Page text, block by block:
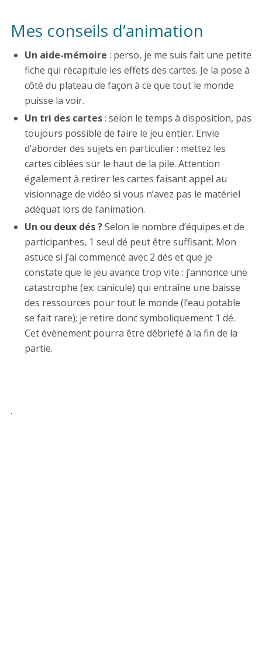
Mes conseils d’animation
Un aide-mémoire : perso, je me suis fait une petite
fiche qui récapitule les effets des cartes. Je la pose à
côté du plateau de façon à ce que tout le monde
puisse la voir.
Un tri des cartes: selon le temps à disposition, pas
toujours possible de faire le jeu entier. Envie
d’aborder des sujets en particulier : mettez les
cartes ciblées sur le haut de la pile. Attention
également à retirer les cartes faisant appel au
visionnage de vidéo si vous n’avez pas le matériel
adéquat lors de l’animation.
Un ou deux dés ?Selon le nombre d’équipes et de
participant·es, 1 seul dé peut être suffisant. Mon
astuce si j’ai commencé avec 2 dés et que je
constate que le jeu avance trop vite : j’annonce une
catastrophe (ex: canicule) qui entraîne une baisse
des ressources pour tout le monde (l’eau potable
se fait rare); je retire donc symboliquement 1 dé.
Cet évènement pourra être débriefé à la fin de la
partie.
.